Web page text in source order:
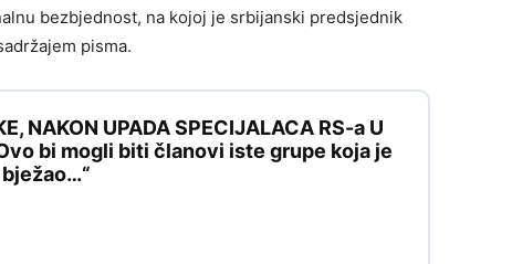
bezbjednost, na kojoj je srbijanski predsjednik
pisma.
NAKON UPADA SPECIJALACA RS-a U
bi mogli biti članovi iste grupe koja je